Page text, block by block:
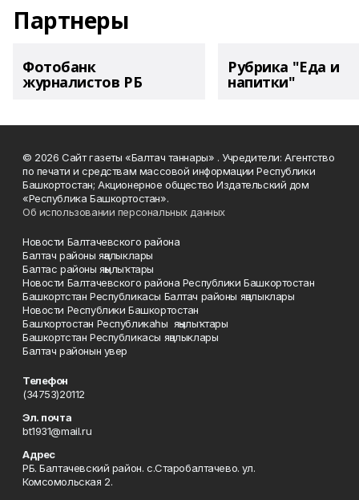
Партнеры
Фотобанк
журналистов РБ
Рубрика "Еда и
напитки"
© 2026 Сайт газеты «Балтач таннары» . Учредители: Агентство
по печати и средствам массовой информации Республики
Башкортостан; Акционерное общество Издательский дом
«Республика Башкортостан».
Об использовании персональных данных
Новости Балтачевского района
Балтач районы яңалыклары
Балтас районы яңылыҡтары
Новости Балтачевского района Республики Башкортостан
Башкортстан Республикасы Балтач районы яңалыклары
Новости Республики Башкортостан
Башҡортостан Республикаһы яңылыҡтары
Башкортстан Республикасы яңалыклары
Балтач районын увер
Телефон
(34753)20112
Эл. почта
bt1931@mail.ru
Адрес
РБ. Балтачевский район. с.Старобалтачево. ул.
Комсомольская 2.